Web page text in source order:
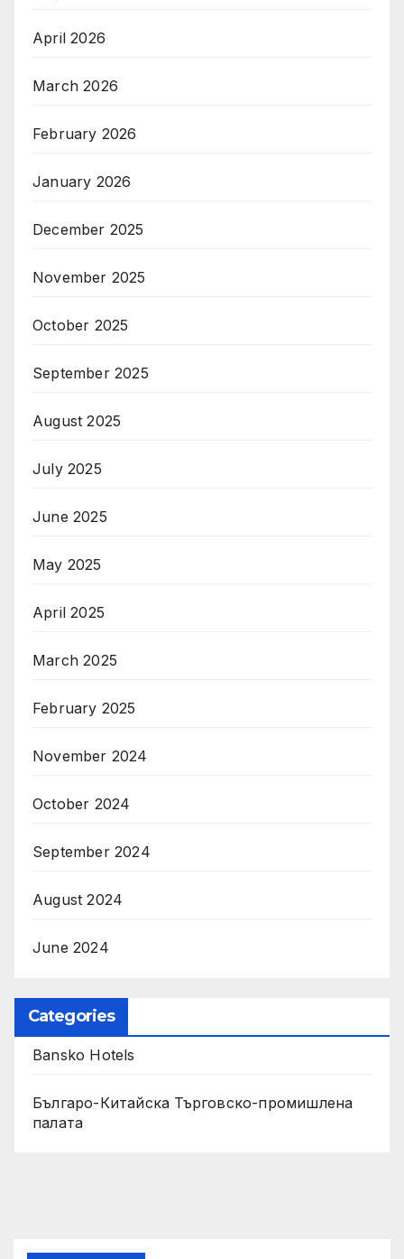
April 2026
March 2026
February 2026
January 2026
December 2025
November 2025
October 2025
September 2025
August 2025
July 2025
June 2025
May 2025
April 2025
March 2025
February 2025
November 2024
October 2024
September 2024
August 2024
June 2024
Categories
Bansko Hotels
Българо-Китайска Търговско-промишлена
палaта